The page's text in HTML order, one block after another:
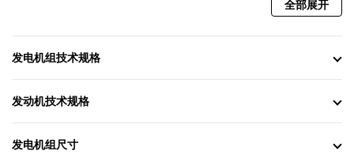
全部展开
发电机组技术规格
发动机技术规格
发电机组尺寸